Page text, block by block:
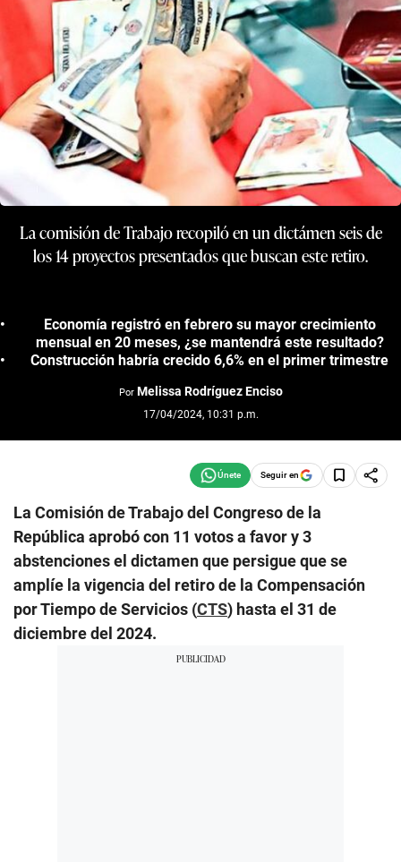
La comisión de Trabajo recopiló en un dictámen seis de
los 14 proyectos presentados que buscan este retiro.
Economía registró en febrero su mayor crecimiento
mensual en 20 meses, ¿se mantendrá este resultado?
Construcción habría crecido 6,6% en el primer trimestre
Por Melissa Rodríguez Enciso
17/04/2024, 10:31 p.m.
Seguir en
La Comisión de Trabajo del Congreso de la
República aprobó con 11 votos a favor y 3
abstenciones el dictamen que persigue que se
amplíe la vigencia del retiro de la Compensación
por Tiempo de Servicios (CTS) hasta el 31 de
diciembre del 2024.